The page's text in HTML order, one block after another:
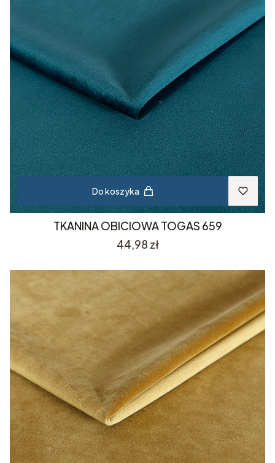
Do koszyka
TKANINA OBICIOWA TOGAS 659
Cena
44,98 zł